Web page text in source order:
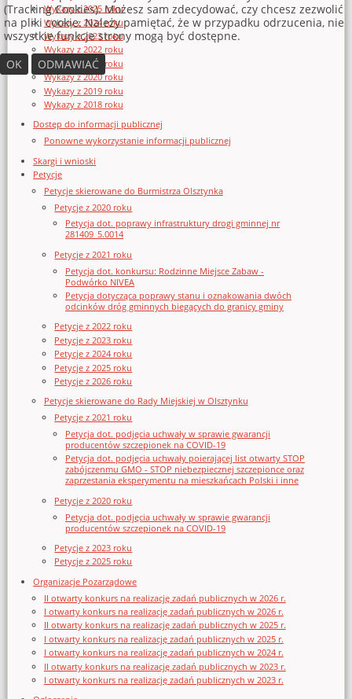
Wykazy z 2025 roku
Wykazy z 2024 roku
Wykazy z 2023 roku
Wykazy z 2022 roku
Wykazy z 2021 roku
Wykazy z 2020 roku
Wykazy z 2019 roku
Wykazy z 2018 roku
Dostęp do informacji publicznej
Ponowne wykorzystanie informacji publicznej
Skargi i wnioski
Petycje
Petycje skierowane do Burmistrza Olsztynka
Petycje z 2020 roku
Petycja dot. poprawy infrastruktury drogi gminnej nr
281409_5.0014
Petycje z 2021 roku
Petycja dot. konkursu: Rodzinne Miejsce Zabaw -
Podwórko NIVEA
Petycja dotycząca poprawy stanu i oznakowania dwóch
odcinków dróg gminnych biegących do granicy gminy
Petycje z 2022 roku
Petycje z 2023 roku
Petycje z 2024 roku
Petycje z 2025 roku
Petycje z 2026 roku
Petycje skierowane do Rady Miejskiej w Olsztynku
Petycje z 2021 roku
Petycja dot. podjęcia uchwały w sprawie gwarancji
producentów szczepionek na COVID-19
Petycja dot. podjęcia uchwały poierającej list otwarty STOP
zabójczenmu GMO - STOP niebezpiecznej szczepionce oraz
zaprzestania eksperymentu na mieszkańcach Polski i inne
Petycje z 2020 roku
Petycja dot. podjęcia uchwały w sprawie gwarancji
producentów szczepionek na COVID-19
Petycje z 2023 roku
Petycje z 2025 roku
Organizacje Pozarządowe
II otwarty konkurs na realizację zadań publicznych w 2026 r.
I otwarty konkurs na realizację zadań publicznych w 2026 r.
II otwarty konkurs na realizację zadań publicznych w 2025 r.
I otwarty konkurs na realizację zadań publicznych w 2025 r.
I otwarty konkurs na realizację zadań publicznych w 2024 r.
II otwarty konkurs na realizację zadań publicznych w 2023 r.
I otwarty konkurs na realizację zadań publicznych w 2023 r.
(Tracking Cookies). Możesz sam zdecydować, czy chcesz zezwolić
na pliki cookie. Należy pamiętać, że w przypadku odrzucenia, nie
wszystkie funkcje strony mogą być dostępne.
OK
ODMAWIAĆ